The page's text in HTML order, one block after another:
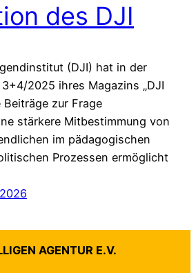
des DJI
(DJI) hat in der
2025 ihres Magazins „DJI
Beiträge zur Frage
stärkere Mitbestimmung von
im pädagogischen
Prozessen ermöglicht
AGENTUR E.V.